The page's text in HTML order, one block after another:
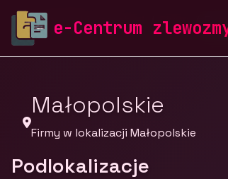
e-Centrum
zlewozmywaki-krosch.pl Firmy
Małopolskie
Firmy w lokalizacji Małopolskie
Podlokalizacje